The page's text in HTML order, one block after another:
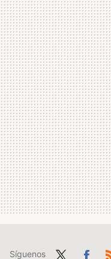
Síguenos